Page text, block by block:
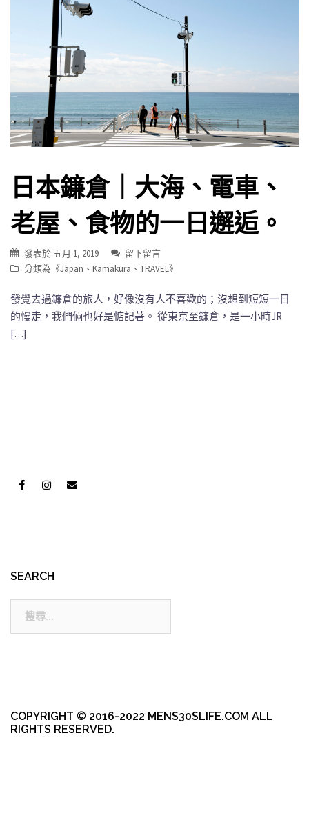
日本鐮倉｜大海、電車、
老屋、食物的一日邂逅。
發表於 五月 1, 2019
留下留言
分類為《Japan 、 Kamakura 、 TRAVEL》
發覺去過鐮倉的旅人，好像沒有人不喜歡的；沒想到短短一日
的慢走，我們倆也好是惦記著。 從東京至鐮倉，是一小時JR
[…]
SEARCH
COPYRIGHT © 2016-2022 MENS30SLIFE.COM ALL
RIGHTS RESERVED.